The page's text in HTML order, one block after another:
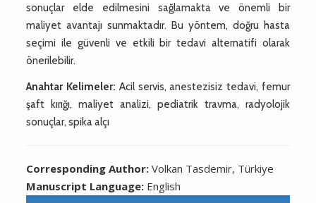
sonuçlar elde edilmesini sağlamakta ve önemli bir
maliyet avantajı sunmaktadır. Bu yöntem, doğru hasta
seçimi ile güvenli ve etkili bir tedavi alternatifi olarak
önerilebilir.
Anahtar Kelimeler: Acil servis, anestezisiz tedavi, femur
şaft kırığı, maliyet analizi, pediatrik travma, radyolojik
sonuçlar, spika alçı
Corresponding Author:Volkan Tasdemir, Türkiye
Manuscript Language: English